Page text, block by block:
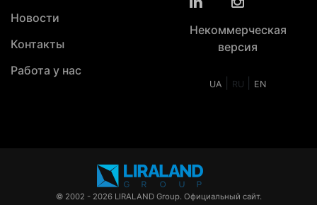
Новости
Контакты
Работа у нас
Некоммерческая
версия
UA RU EN
© 2002 - 2026 LIRALAND Group. Официальный сайт.